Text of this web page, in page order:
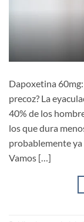
Dapoxetina
precoz? La
40% de los
los que dura
probablemente
Vamos […]